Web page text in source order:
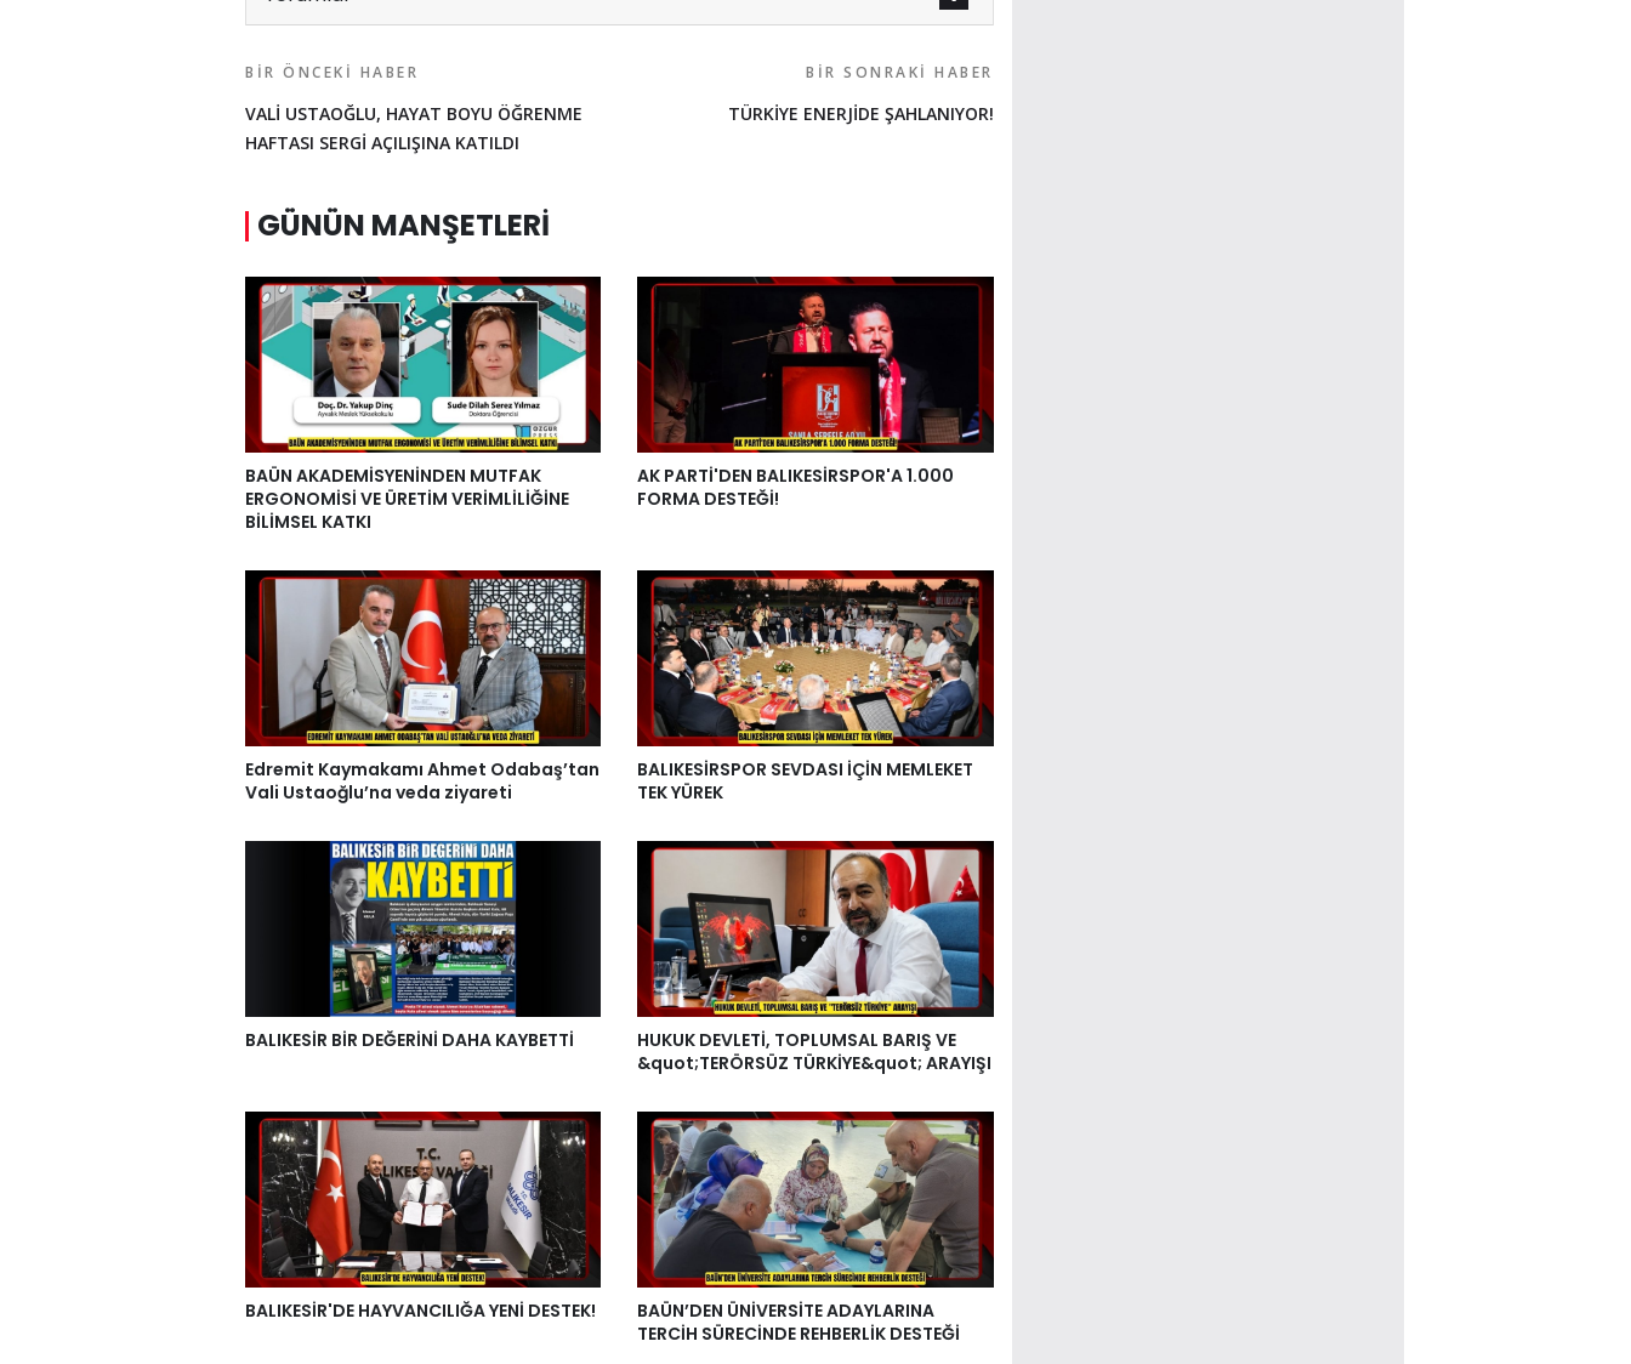
BIR ÖNCEKI HABER
VALİ USTAOĞLU, HAYAT BOYU ÖĞRENME
HAFTASI SERGİ AÇILIŞINA KATILDI
BIR SONRAKI HABER
TÜRKİYE ENERJİDE ŞAHLANIYOR!
GÜNÜN MANŞETLERI
BAÜN AKADEMİSYENİNDEN MUTFAK
ERGONOMİSİ VE ÜRETİM VERİMLİLİĞİNE
BİLİMSEL KATKI
AK PARTİ'DEN BALIKESİRSPOR'A 1.000
FORMA DESTEĞİ!
Edremit Kaymakamı Ahmet Odabaş’tan
Vali Ustaoğlu’na veda ziyareti
BALIKESİRSPOR SEVDASI İÇİN MEMLEKET
TEK YÜREK
BALIKESİR BİR DEĞERİNİ DAHA KAYBETTİ
HUKUK DEVLETİ, TOPLUMSAL BARIŞ VE
&quot;TERÖRSÜZ TÜRKİYE&quot; ARAYIŞI
BALIKESİR'DE HAYVANCILIĞA YENİ DESTEK!
BAÜN’DEN ÜNİVERSİTE ADAYLARINA
TERCİH SÜRECİNDE REHBERLİK DESTEĞİ